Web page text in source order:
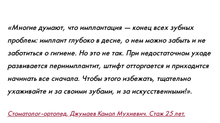
«Многие думают, что имплантация ― конец всех зубных
проблем: имплант глубоко в десне, о нем можно забыть и не
заботиться о гигиене. Но это не так. При недостаточном уходе
развивается периимплантит, штифт отторгается и приходится
начинать все сначала. Чтобы этого избежать, тщательно
ухаживайте и за своими зубами, и за искусственными!».
Стоматолог-ортопед, Джумаев Камол Мухиевич. Стаж 25 лет.